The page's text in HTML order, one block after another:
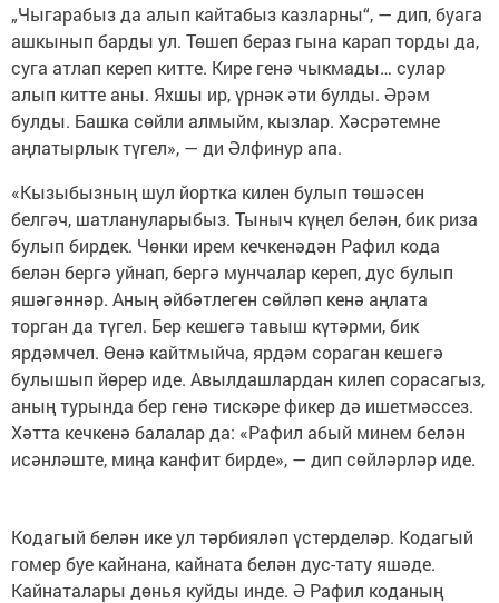
„Чыгарабыз да алып кайтабыз казларны“, — дип, буага
ашкынып барды ул. Төшеп бераз гына карап торды да,
суга атлап кереп китте. Кире генә чыкмады… сулар
алып китте аны. Яхшы ир, үрнәк әти булды. Әрәм
булды. Башка сөйли алмыйм, кызлар. Хәсрәтемне
аңлатырлык түгел», — ди Әлфинур апа.
«Кызыбызның шул йортка килен булып төшәсен
белгәч, шатлануларыбыз. Тыныч күңел белән, бик риза
булып бирдек. Чөнки ирем кечкенәдән Рафил кода
белән бергә уйнап, бергә мунчалар кереп, дус булып
яшәгәннәр. Аның әйбәтлеген сөйләп кенә аңлата
торган да түгел. Бер кешегә тавыш күтәрми, бик
ярдәмчел. Өенә кайтмыйча, ярдәм сораган кешегә
булышып йөрер иде. Авылдашлардан килеп сорасагыз,
аның турында бер генә тискәре фикер дә ишетмәссез.
Хәтта кечкенә балалар да: «Рафил абый минем белән
исәнләште, миңа канфит бирде», — дип сөйләрләр иде.
Кодагый белән ике ул тәрбияләп үстерделәр. Кодагый
гомер буе кайнана, кайната белән дус-тату яшәде.
Кайнаталары дөнья куйды инде. Ә Рафил коданың